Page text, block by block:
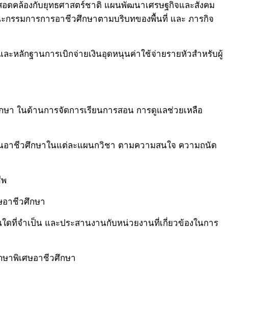
ดคล้องกับยุทธศาสตร์ชาติ แผนพัฒนาเศรษฐกิจและสังคม
รรมการการอาชีวศึกษาตามบริบทของพื้นที่ และ ภารกิจ
ะหลักฐานการเบิกจ่ายเงินอุดหนุนค่าใช้จ่ายรายหัวสำหรับผู้
า ในด้านการจัดการเรียนการสอน การดูแลช่วยเหลือ
อาชีวศึกษาในแต่ละแผนกวิชา ตามความสนใจ ความถนัด
อาชีวศึกษา
ที่จำเป็น และประสานงานกับหน่วยงานที่เกี่ยวข้องในการ
าพิเศษอาชีวศึกษา